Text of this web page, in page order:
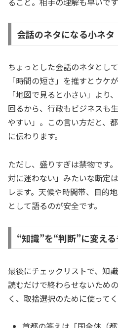
会話のネタになる小ネタ
ちょっとした会話のネタとし
「時間の短さ」を推すとウケ
「地図で見ると小さい」より
回るから、行政もビジネスも
やすい」。この言い方だと、
に伝わります。
ただし、盛りすぎは禁物です
対に迷わない」みたいな断定
レます。天候や時間帯、目的
として語るのが安全です。
“知識”を“判断”に変え
最後にチェックリストで、知
読むだけで終わらせないため
く、取捨選択のために使ってく